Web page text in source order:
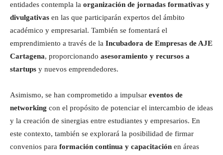
entidades contempla la organización de jornadas formativas y
divulgativas en las que participarán expertos del ámbito
académico y empresarial. También se fomentará el
emprendimiento a través de la Incubadora de Empresas de AJE
Cartagena, proporcionando asesoramiento y recursos a
startups y nuevos emprendedores.
Asimismo, se han comprometido a impulsar eventos de
networking con el propósito de potenciar el intercambio de ideas
y la creación de sinergias entre estudiantes y empresarios. En
este contexto, también se explorará la posibilidad de firmar
convenios para formación continua y capacitación en áreas